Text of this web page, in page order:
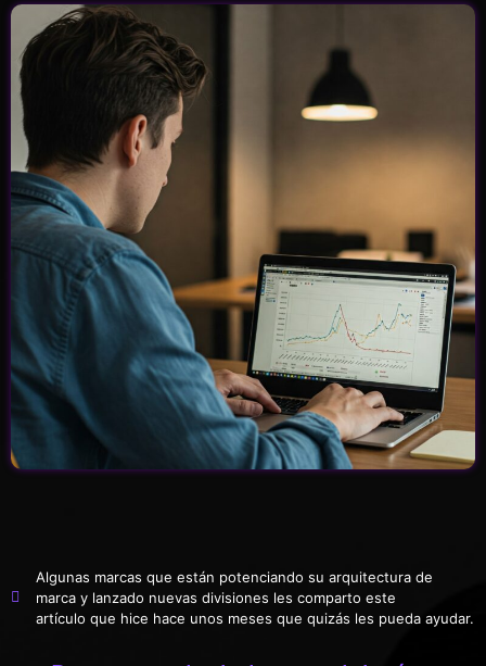
Algunas marcas que están potenciando su arquitectura de
marca y lanzado nuevas divisiones les comparto este
artículo que hice hace unos meses que quizás les pueda ayudar.